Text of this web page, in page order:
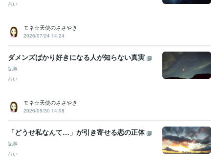
占い
モネ☆天使のささやき
2026/07/24 14:24
ダメンズばかり好きになる人が知らない真実
記事
占い
モネ☆天使のささやき
2026/05/30 14:08
「どうせ私なんて…」が引き寄せる恋の正体
記事
占い